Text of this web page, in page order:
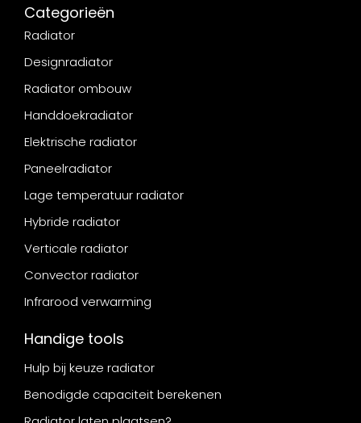
Categorieën
Radiator
Designradiator
Radiator ombouw
Handdoekradiator
Elektrische radiator
Paneelradiator
Lage temperatuur radiator
Hybride radiator
Verticale radiator
Convector radiator
Infrarood verwarming
Handige tools
Hulp bij keuze radiator
Benodigde capaciteit berekenen